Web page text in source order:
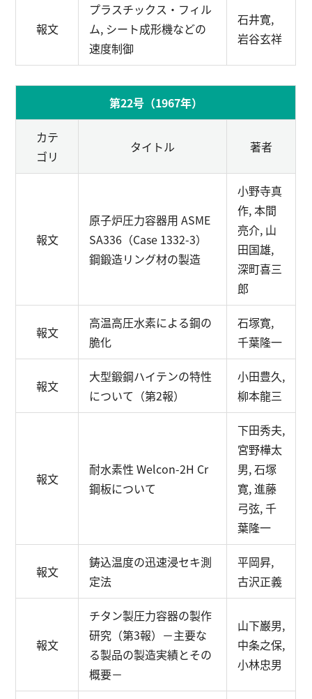
報文
プラスチックス・フィル
ム, シート成形機などの
速度制御
石井寛,
岩谷玄祥
第22号（1967年）
カテ
ゴリ
タイトル 著者
報文
原子炉圧力容器用 ASME
SA336（Case 1332-3）
鋼鍛造リング材の製造
小野寺真
作, 本間
亮介, 山
田国雄,
深町喜三
郎
報文
高温高圧水素による鋼の
脆化
石塚寛,
千葉隆一
報文
大型鍛鋼ハイテンの特性
について（第2報）
小田豊久,
柳本龍三
報文
耐水素性 Welcon-2H Cr
鋼板について
下田秀夫,
宮野樺太
男, 石塚
寛, 進藤
弓弦, 千
葉隆一
報文
鋳込温度の迅速浸セキ測
定法
平岡昇,
古沢正義
報文
チタン製圧力容器の製作
研究（第3報） －主要な
る製品の製造実績とその
概要－
山下巌男,
中条之保,
小林忠男